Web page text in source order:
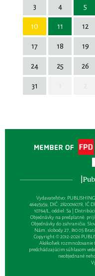
3 4 5
10 11 12
17 18 19
24 25 26
31
Vydavateľsťvo:
46495959, DIČ: 2820016078, IČ
10764/L, oddiel: Sa |
Objednávky na predplatné:
Objednávky do zahraničia:
Nám. slobody 27, 810 05
Copyright © 2012-2026
Akékoľvek
predchádzajúcim súhlasom
neobjednané